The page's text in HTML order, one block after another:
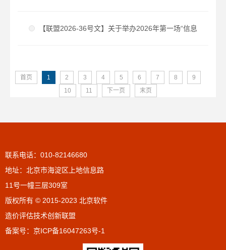
合性评定结果公示2026年度第2批（总第30批）
【联盟2026-36号文】关于举办2026年第一场“信息
首页 1 2 3 4 5 6 7 8
9
10
11 下一页 末页
联系电话：010-82146680
地址：北京市海淀区上地信息路
11号一幢三层309室
版权所有 © 2015-2023 北京软件
造价评估技术创新联盟
备案号： 京ICP备16047263号-1